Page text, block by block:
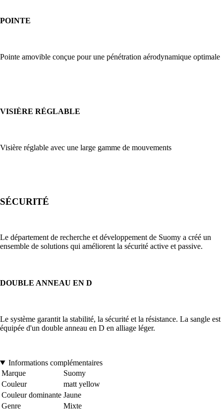
POINTE
Pointe amovible conçue pour une pénétration aérodynamique optimale
VISIÈRE RÉGLABLE
Visière réglable avec une large gamme de mouvements
SÉCURITÉ
Le département de recherche et développement de Suomy a créé un
ensemble de solutions qui améliorent la sécurité active et passive.
DOUBLE ANNEAU EN D
Le système garantit la stabilité, la sécurité et la résistance. La sangle est
équipée d'un double anneau en D en alliage léger.
Informations complémentaires
Marque
Suomy
Couleur
matt yellow
Couleur dominante Jaune
Genre
Mixte